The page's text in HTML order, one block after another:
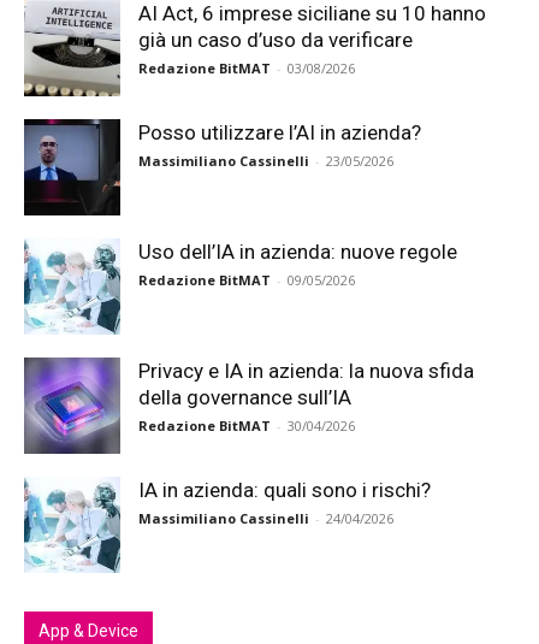
AI Act, 6 imprese siciliane su 10 hanno
già un caso d’uso da verificare
Redazione BitMAT - 03/08/2026
Posso utilizzare l’AI in azienda?
Massimiliano Cassinelli - 23/05/2026
Uso dell’IA in azienda: nuove regole
Redazione BitMAT - 09/05/2026
Privacy e IA in azienda: la nuova sfida
della governance sull’IA
Redazione BitMAT - 30/04/2026
IA in azienda: quali sono i rischi?
Massimiliano Cassinelli - 24/04/2026
App & Device